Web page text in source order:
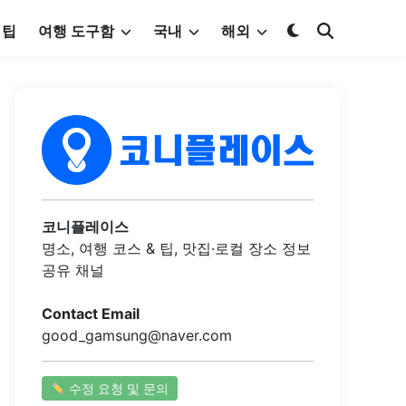
여행 도구함 국내 해외
코니플레이스
명소, 여행 코스 & 팁, 맛집·로컬 장소 정보
공유 채널
Contact Email
good_gamsung@naver.com
수정 요청 및 문의